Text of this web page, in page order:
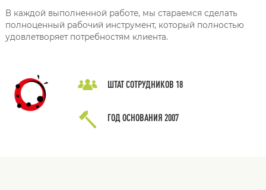
В каждой выполненной работе, мы стараемся сделать
полноценный рабочий инструмент, который полностью
удовлетворяет потребностям клиента.
ШТАТ СОТРУДНИКОВ 18
ГОД ОСНОВАНИЯ 2007